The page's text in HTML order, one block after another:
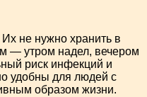
не нужно хранить в
— утром надел, вечером
риск инфекций и
удобны для людей с
образом жизни.